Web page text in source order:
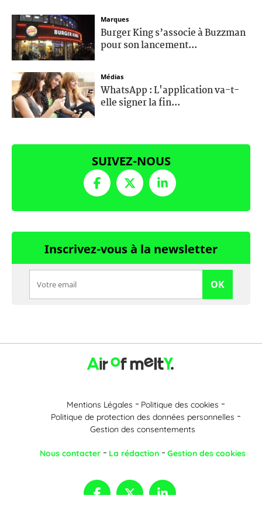
Marques
Burger King s’associe à Buzzman
pour son lancement...
Médias
WhatsApp : L'application va-t-
elle signer la fin...
SUIVEZ-NOUS
Inscrivez-vous à la newsletter
OK
Mentions Légales
Politique des cookies
Politique de protection des données personnelles
Gestion des consentements
Nous contacter La rédaction Gestion des cookies